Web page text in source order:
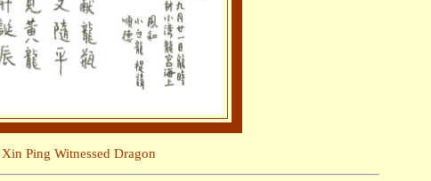
Xin Ping Witnessed Dragon